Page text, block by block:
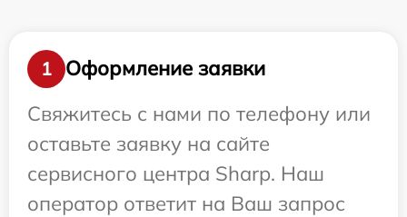
1
Оформление заявки
Свяжитесь с нами по телефону или
оставьте заявку на сайте
сервисного центра Sharp. Наш
оператор ответит на Ваш запрос